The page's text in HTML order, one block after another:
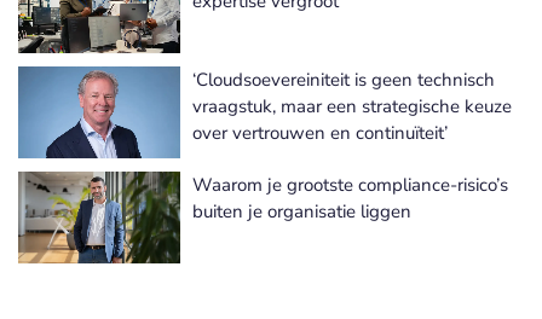
‘Cloudsoevereiniteit is geen technisch
vraagstuk, maar een strategische keuze
over vertrouwen en continuïteit’
Waarom je grootste compliance-risico’s
buiten je organisatie liggen